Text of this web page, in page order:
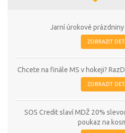
Jarní úrokové prázdniny
ZOBRAZIT
Chcete na finále MS v hokeji?
ZOBRAZIT
SOS Credit slaví MDŽ 20%
poukaz na